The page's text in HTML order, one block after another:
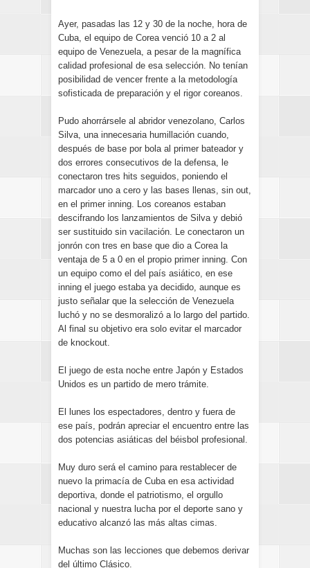
Ayer, pasadas las 12 y 30 de la noche, hora de
Cuba, el equipo de Corea venció 10 a 2 al
equipo de Venezuela, a pesar de la magnífica
calidad profesional de esa selección. No tenían
posibilidad de vencer frente a la metodología
sofisticada de preparación y el rigor coreanos.
Pudo ahorrársele al abridor venezolano, Carlos
Silva, una innecesaria humillación cuando,
después de base por bola al primer bateador y
dos errores consecutivos de la defensa, le
conectaron tres hits seguidos, poniendo el
marcador uno a cero y las bases llenas, sin out,
en el primer inning. Los coreanos estaban
descifrando los lanzamientos de Silva y debió
ser sustituido sin vacilación. Le conectaron un
jonrón con tres en base que dio a Corea la
ventaja de 5 a 0 en el propio primer inning. Con
un equipo como el del país asiático, en ese
inning el juego estaba ya decidido, aunque es
justo señalar que la selección de Venezuela
luchó y no se desmoralizó a lo largo del partido.
Al final su objetivo era solo evitar el marcador
de knockout.
El juego de esta noche entre Japón y Estados
Unidos es un partido de mero trámite.
El lunes los espectadores, dentro y fuera de
ese país, podrán apreciar el encuentro entre las
dos potencias asiáticas del béisbol profesional.
Muy duro será el camino para restablecer de
nuevo la primacía de Cuba en esa actividad
deportiva, donde el patriotismo, el orgullo
nacional y nuestra lucha por el deporte sano y
educativo alcanzó las más altas cimas.
Muchas son las lecciones que debemos derivar
del último Clásico.